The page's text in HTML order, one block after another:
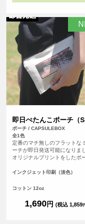
即日ぺたんこポーチ（S
ポーチ / CAPSULEBOX
全1色
定番のマチ無しのフラットな
ーチが即日発送可能になりま
オリジナルプリントをしたポ
済完了）で、その日に発送す
注文し忘れ、すぐに欲しい！
カラープリントしたオリジナ
チが作れます。
インクジェット印刷（淡色）
コットン 12oz
1,690円 (税込 1,859